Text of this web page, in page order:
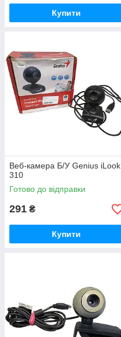
Купити
Веб-камера Б/У Genius iLook
310
Готово до відправки
291 ₴
Купити